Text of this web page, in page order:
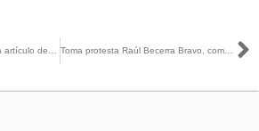
Toma protesta Raúl Becerra Bravo, como Vocal Secretario INE en el estado de Hidalgo